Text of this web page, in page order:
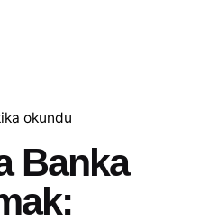
okundu
Banka